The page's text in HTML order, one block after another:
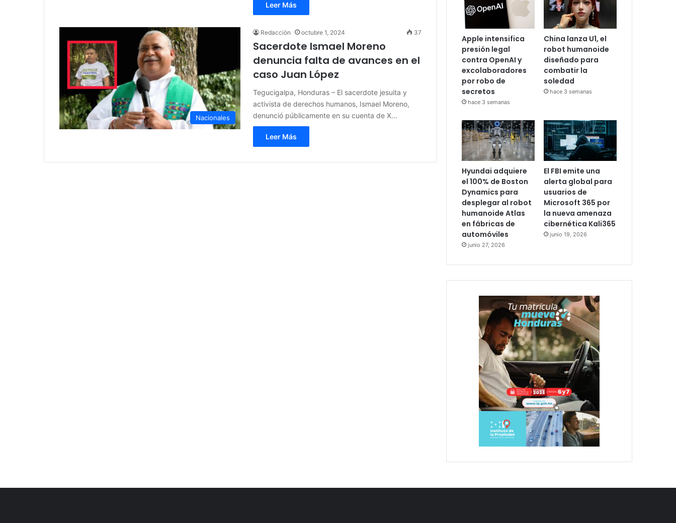
Leer Más
Nacionales
Redacción octubre 1, 2024 37
Sacerdote Ismael Moreno
denuncia falta de avances en el
caso Juan López
Tegucigalpa, Honduras – El sacerdote jesuita y
activista de derechos humanos, Ismael Moreno,
denunció públicamente en su cuenta de X…
Leer Más
Apple intensifica
presión legal
contra OpenAI y
excolaboradores
por robo de
secretos
hace 3 semanas
China lanza U1, el
robot humanoide
diseñado para
combatir la
soledad
hace 3 semanas
Hyundai adquiere
el 100% de Boston
Dynamics para
desplegar al robot
humanoide Atlas
en fábricas de
automóviles
junio 27, 2026
El FBI emite una
alerta global para
usuarios de
Microsoft 365 por
la nueva amenaza
cibernética Kali365
junio 19, 2026